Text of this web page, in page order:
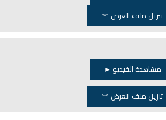
تنزيل ملف العرض ︾
مشاهدة الفيديو ►
تنزيل ملف العرض ︾